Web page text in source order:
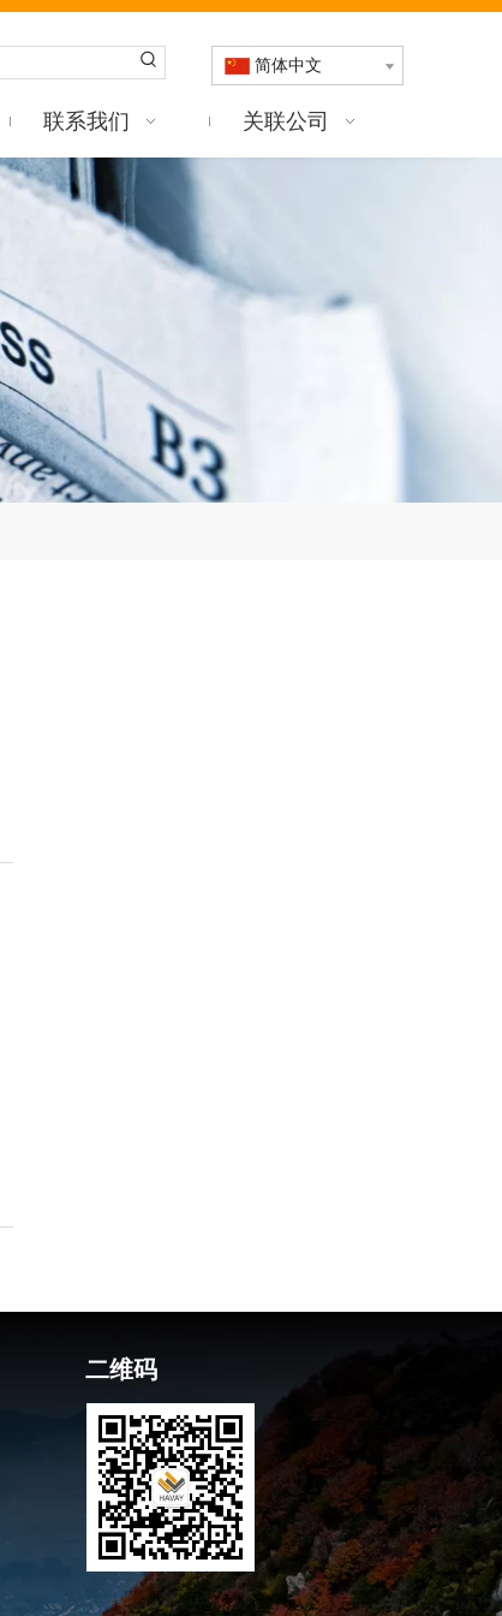
简体中文
联系我们 关联公司
二维码